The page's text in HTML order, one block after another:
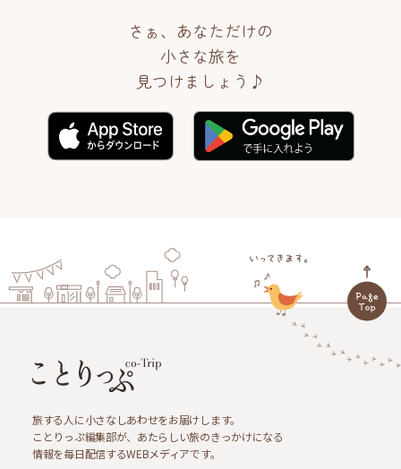
さぁ、あなただけの
小さな旅を
見つけましょう♪
旅する人に小さなしあわせをお届けします。
ことりっぷ編集部が、あたらしい旅のきっかけになる
情報を毎日配信するWEBメディアです。